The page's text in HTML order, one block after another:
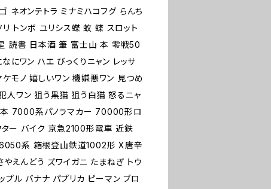
ネオンテトラ ミナミハコフグ らんち
トンボ ユリシス蝶 蚊 蝶 スロット
読書 日本酒 筆 富士山 本 零戦50
にワン ハエ びっくりニャン レッサ
モノ 嬉しいワン 機嫌悪ワン 見つめ
人ワン 狙う黒猫 狙う白猫 怒るニャ
7000系パノラマカー 70000形ロ
ー バイク 京急2100形電車 近鉄
系 箱根登山鉄道1002形 X唐辛
えんどう ズワイガニ たまねぎ トウ
プル バナナ パプリカ ピーマン ブロ